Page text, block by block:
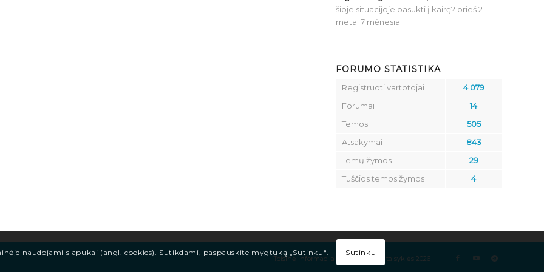
šioje situacijoje pasukti į kairę? prieš 2
metai 7 mėnesiai
FORUMO STATISTIKA
Registruoti vartotojai
4 079
Forumai
14
Temos
505
Atsakymai
843
Temų žymos
29
Tuščios temos žymos
4
Teisinė informacija Kelių eismo taisyklės 2026
naudojami slapukai (angl. cookies). Sutikdami, paspauskite mygtuką „Sutinku“. Sutinku